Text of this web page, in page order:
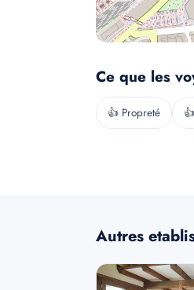
Ce que les
👍 Propreté
Autres